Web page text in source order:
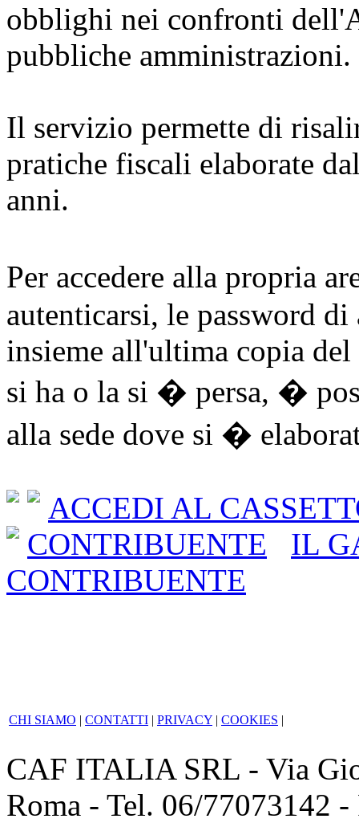
obblighi nei confronti
pubbliche amministrazioni.
Il servizio permette di
pratiche fiscali elaborate
anni.
Per accedere alla propria
autenticarsi, le password di
insieme all'ultima copia
si ha o la si � persa, �
alla sede dove si �
ACCEDI AL
CONTRIBUENTE
IL
CONTRIBUENTE
CHI SIAMO | CONTATTI | PRIVACY | COOKIES |
CAF ITALIA SRL - Via
Roma - Tel. 06/77073142